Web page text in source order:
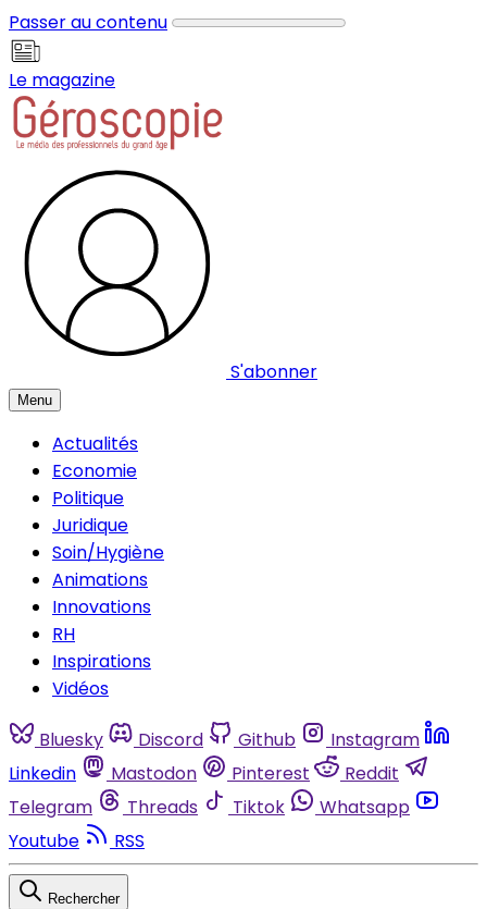
Passer au contenu
Le magazine
S'abonner
Menu
Actualités
Economie
Politique
Juridique
Soin/Hygiène
Animations
Innovations
RH
Inspirations
Vidéos
Bluesky Discord Github
Instagram
Linkedin
Mastodon Pinterest
Reddit
Telegram
Threads Tiktok
Whatsapp
Youtube
RSS
Rechercher
Panneau de gestion des cookies